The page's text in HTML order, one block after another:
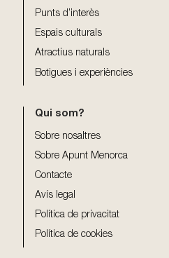
Punts d’interès
Espais culturals
Atractius naturals
Botigues i experiències
Qui som?
Sobre nosaltres
Sobre Apunt Menorca
Contacte
Avís legal
Política de privacitat
Política de cookies